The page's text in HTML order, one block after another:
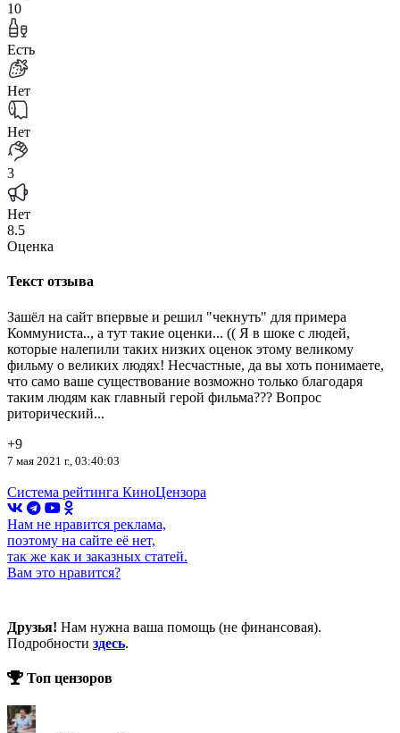
10
Есть
Нет
Нет
3
Нет
8.5
Оценка
Текст отзыва
Зашёл на сайт впервые и решил "чекнуть" для примера
Коммуниста.., а тут такие оценки... (( Я в шоке с людей,
которые налепили таких низких оценок этому великому
фильму о великих людях! Несчастные, да вы хоть понимаете,
что само ваше существование возможно только благодаря
таким людям как главный герой фильма??? Вопрос
риторический...
+9
7 мая 2021 г., 03:40:03
Система рейтинга КиноЦензора
Нам не нравится реклама,
поэтому на сайте её нет,
так же как и заказных статей.
Вам это нравится?
Друзья! Нам нужна ваша помощь (не финансовая).
Подробности здесь.
Топ цензоров